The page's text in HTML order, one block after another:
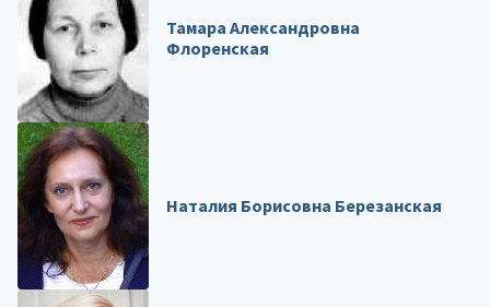
Тамара Александровна
Флоренская
Наталия Борисовна Березанская